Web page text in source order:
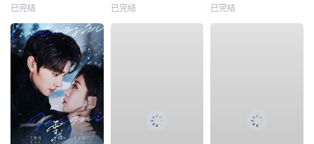
已完结 已完结 已完结